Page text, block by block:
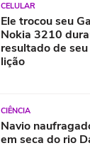
CELULAR
Ele trocou seu
Nokia 3210
resultado de
lição
CIÊNCIA
Navio
em seca do rio